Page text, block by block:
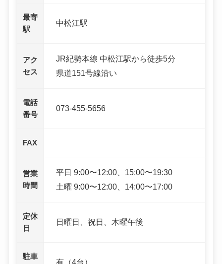
最寄
駅
中松江駅
アク
セス
JR紀勢本線 中松江駅から徒歩5分
県道151号線沿い
電話
番号
073-455-5656
FAX
営業
時間
平日 9:00〜12:00、15:00〜19:30
土曜 9:00〜12:00、14:00〜17:00
定休
日
日曜日、祝日、木曜午後
駐車
有（4台）